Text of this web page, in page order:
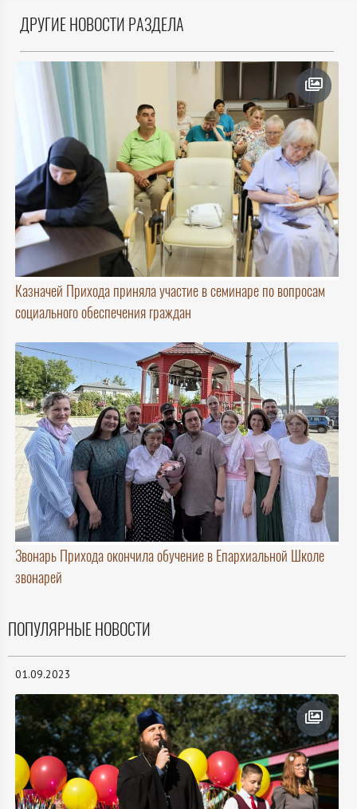
ДРУГИЕ НОВОСТИ РАЗДЕЛА
Казначей Прихода приняла участие в семинаре по вопросам
социального обеспечения граждан
Звонарь Прихода окончила обучение в Епархиальной Школе
звонарей
ПОПУЛЯРНЫЕ НОВОСТИ
01.09.2023